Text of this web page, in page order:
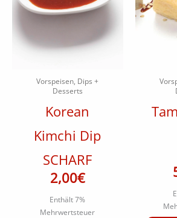
Vorspeisen, Dips +
Desserts
Korean
Kimchi Dip
SCHARF
2,00€
Enthält 7%
Mehrwertsteuer